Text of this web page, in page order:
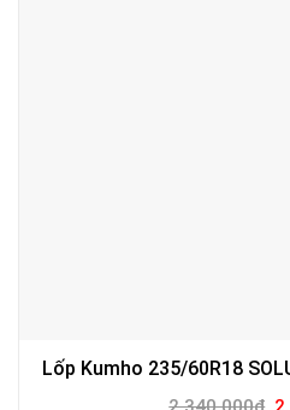
Lốp Kumho 235/60R18